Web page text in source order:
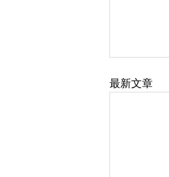
最新文章